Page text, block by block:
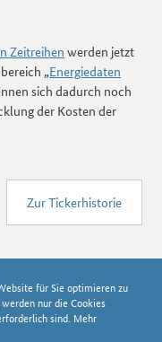
Zeitreihenwerden jetzt
„Energiedaten
sich dadurch noch
der Kosten der
Zur Tickerhistorie
für Sie optimieren zu
nur die Cookies
sind. Mehr